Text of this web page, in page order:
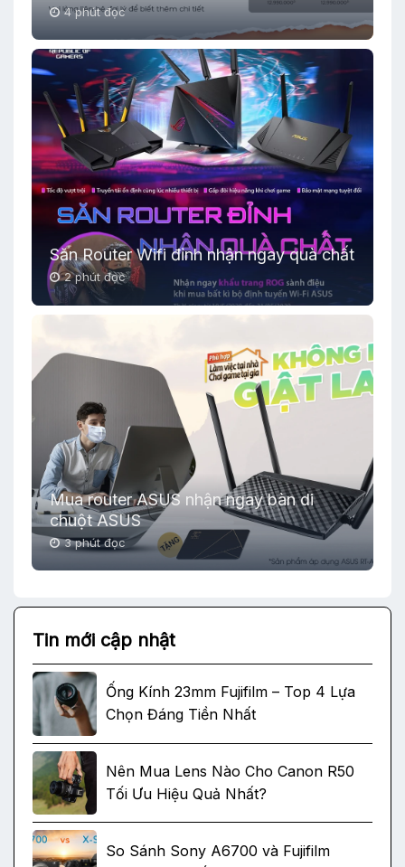
4 phút đọc
Săn Router Wifi đỉnh nhận ngay quà chất
2 phút đọc
Mua router ASUS nhận ngay bàn di
chuột ASUS
3 phút đọc
Tin mới cập nhật
Ống Kính 23mm Fujifilm – Top 4 Lựa
Chọn Đáng Tiền Nhất
Nên Mua Lens Nào Cho Canon R50
Tối Ưu Hiệu Quả Nhất?
So Sánh Sony A6700 và Fujifilm